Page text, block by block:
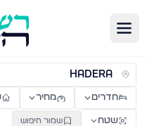
דירות למכירה
חדרים מחיר
שטח שמור חיפוש